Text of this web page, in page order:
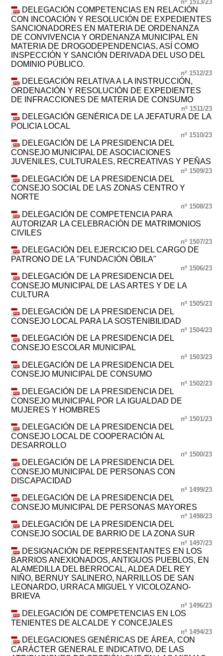
nº 1513/23
DELEGACIÓN COMPETENCIAS EN RELACIÓN
CON INCOACIÓN Y RESOLUCIÓN DE EXPEDIENTES
SANCIONADORES EN MATERIA DE ORDENANZA
DE CONVIVENCIA Y ORDENANZA MUNICIPAL EN
MATERIA DE DROGODEPENDENCIAS, ASÍ COMO
INSPECCIÓN Y SANCIÓN DERIVADA DEL USO DEL
DOMINIO PÚBLICO.
nº 1512/23
DELEGACIÓN RELATIVA A LA INSTRUCCIÓN,
ORDENACIÓN Y RESOLUCIÓN DE EXPEDIENTES
DE INFRACCIONES DE MATERIA DE CONSUMO
nº 1511/23
DELEGACIÓN GENÉRICA DE LA JEFATURA DE LA
POLICIA LOCAL
nº 1510/23
DELEGACIÓN DE LA PRESIDENCIA DEL
CONSEJO MUNICIPAL DE ASOCIACIONES
JUVENILES, CULTURALES, RECREATIVAS Y PEÑAS
nº 1509/23
DELEGACIÓN DE LA PRESIDENCIA DEL
CONSEJO SOCIAL DE LAS ZONAS CENTRO Y
NORTE
nº 1508/23
DELEGACIÓN DE COMPETENCIA PARA
AUTORIZAR LA CELEBRACIÓN DE MATRIMONIOS
CIVILES
nº 1507/23
DELEGACIÓN DEL EJERCICIO DEL CARGO DE
PATRONO DE LA "FUNDACIÓN ÓBILA"
nº 1506/23
DELEGACIÓN DE LA PRESIDENCIA DEL
CONSEJO MUNICIPAL DE LAS ARTES Y DE LA
CULTURA
nº 1505/23
DELEGACIÓN DE LA PRESIDENCIA DEL
CONSEJO LOCAL PARA LA SOSTENIBILIDAD
nº 1504/23
DELEGACIÓN DE LA PRESIDENCIA DEL
CONSEJO ESCOLAR MUNICIPAL
nº 1503/23
DELEGACIÓN DE LA PRESIDENCIA DEL
CONSEJO MUNICIPAL DE CONSUMO
nº 1502/23
DELEGACIÓN DE LA PRESIDENCIA DEL
CONSEJO MUNICIPAL POR LA IGUALDAD DE
MUJERES Y HOMBRES
nº 1501/23
DELEGACIÓN DE LA PRESIDENCIA DEL
CONSEJO LOCAL DE COOPERACIÓN AL
DESARROLLO
nº 1500/23
DELEGACIÓN DE LA PRESIDENCIA DEL
CONSEJO MUNICIPAL DE PERSONAS CON
DISCAPACIDAD
nº 1499/23
DELEGACIÓN DE LA PRESIDENCIA DEL
CONSEJO MUNICIPAL DE PERSONAS MAYORES
nº 1498/23
DELEGACIÓN DE LA PRESIDENCIA DEL
CONSEJO SOCIAL DE BARRIO DE LA ZONA SUR
nº 1497/23
DESIGNACIÓN DE REPRESENTANTES EN LOS
BARRIOS ANEXIONADOS, ANTIGUOS PUEBLOS, EN
ALAMEDILLA DEL BERROCAL, ALDEA DEL REY
NIÑO, BERNUY SALINERO, NARRILLOS DE SAN
LEONARDO, URRACA MIGUEL Y VICOLOZANO-
BRIEVA
nº 1496/23
DELEGACIÓN DE COMPETENCIAS EN LOS
TENIENTES DE ALCALDE Y CONCEJALES
nº 1494/23
DELEGACIONES GENÉRICAS DE ÁREA, CON
CARÁCTER GENERAL E INDICATIVO, DE LAS